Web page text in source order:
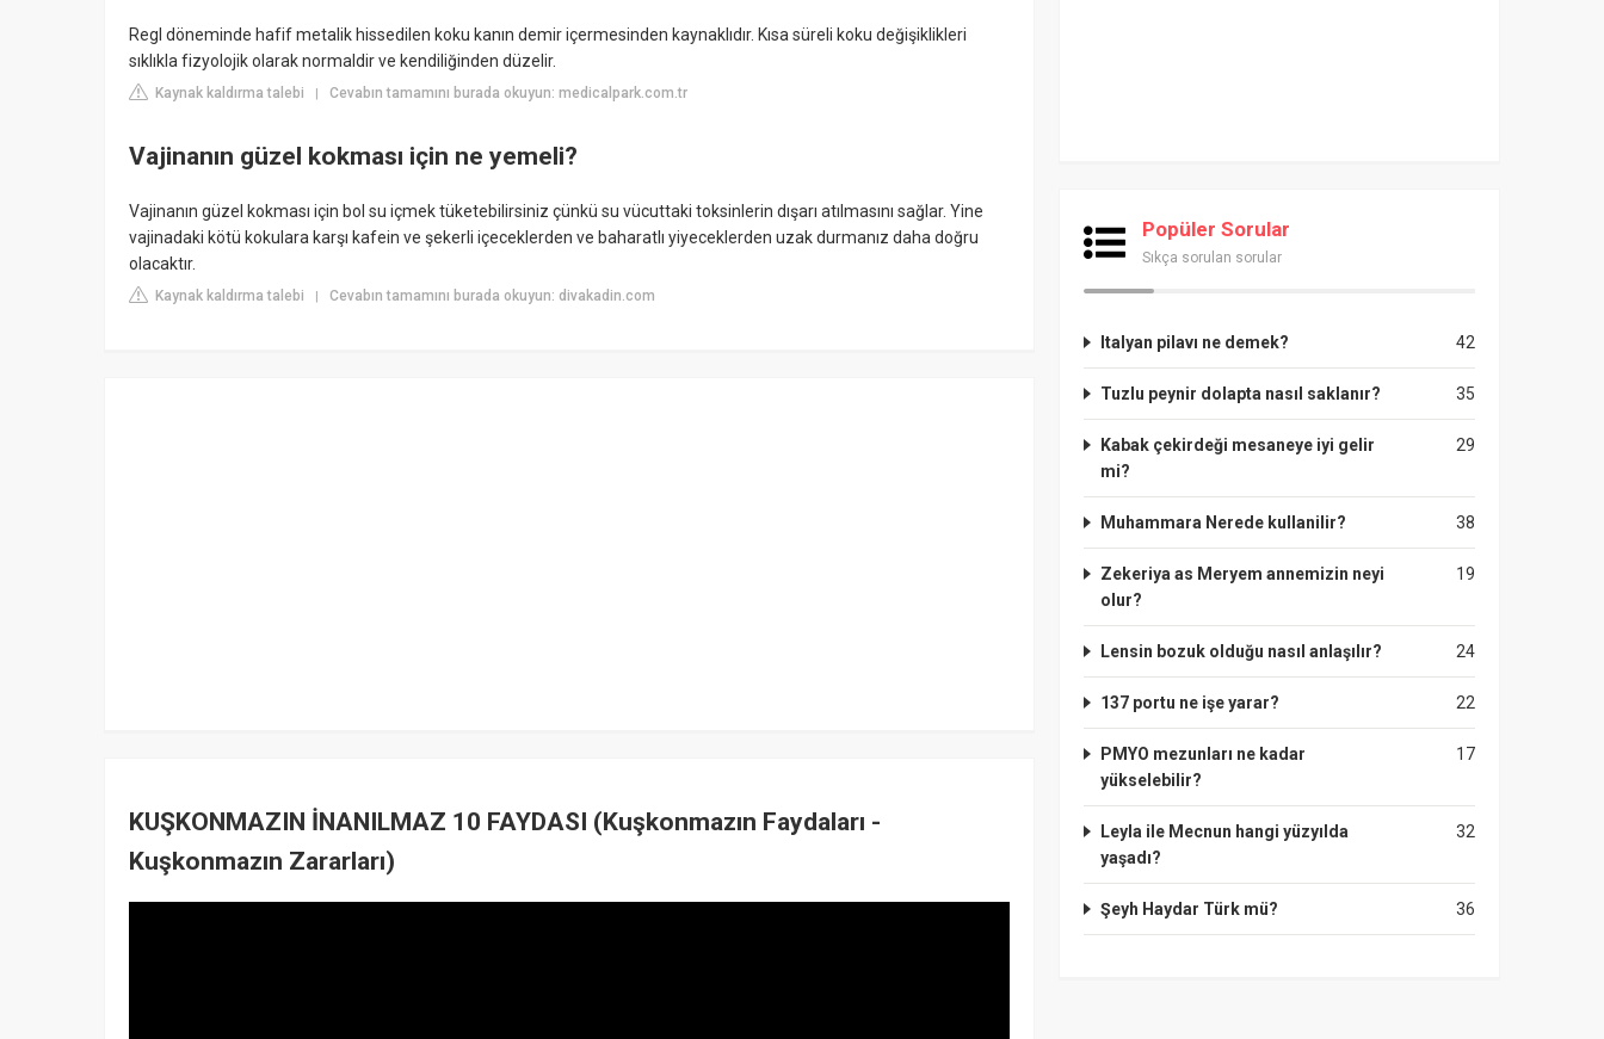
Regl döneminde hafif metalik hissedilen koku kanın demir içermesinden kaynaklıdır. Kısa süreli koku değişiklikleri
sıklıkla fizyolojik olarak normaldir ve kendiliğinden düzelir.
Kaynak kaldırma talebi | Cevabın tamamını burada okuyun: medicalpark.com.tr
Vajinanın güzel kokması için ne yemeli?
Vajinanın güzel kokması için bol su içmek tüketebilirsiniz çünkü su vücuttaki toksinlerin dışarı atılmasını sağlar. Yine
vajinadaki kötü kokulara karşı kafein ve şekerli içeceklerden ve baharatlı yiyeceklerden uzak durmanız daha doğru
olacaktır.
Kaynak kaldırma talebi | Cevabın tamamını burada okuyun: divakadin.com
KUŞKONMAZIN İNANILMAZ 10 FAYDASI (Kuşkonmazın Faydaları -
Kuşkonmazın Zararları)
Popüler Sorular
Sıkça sorulan sorular
42
Italyan pilavı ne demek?
35
Tuzlu peynir dolapta nasıl saklanır?
29
Kabak çekirdeği mesaneye iyi gelir
mi?
38
Muhammara Nerede kullanilir?
19
Zekeriya as Meryem annemizin neyi
olur?
24
Lensin bozuk olduğu nasıl anlaşılır?
22
137 portu ne işe yarar?
17
PMYO mezunları ne kadar
yükselebilir?
32
Leyla ile Mecnun hangi yüzyılda
yaşadı?
36
Şeyh Haydar Türk mü?